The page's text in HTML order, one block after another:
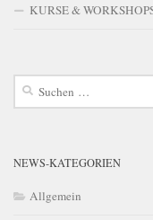
KURSE &
Suchen
NEWS-KATEGORIEN
Allgemein